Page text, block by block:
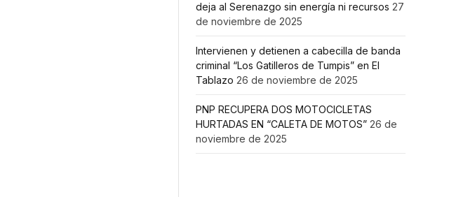
deja al Serenazgo sin energía ni recursos 27
de noviembre de 2025
Intervienen y detienen a cabecilla de banda
criminal “Los Gatilleros de Tumpis” en El
Tablazo 26 de noviembre de 2025
PNP RECUPERA DOS MOTOCICLETAS
HURTADAS EN “CALETA DE MOTOS” 26 de
noviembre de 2025